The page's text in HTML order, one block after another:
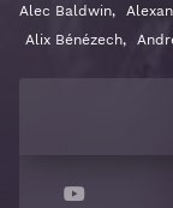
Alec Baldwin,
Alix Bénézech,